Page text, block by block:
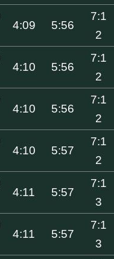
4:09 5:56
7:1
2
4:10 5:56
7:1
2
4:10 5:56
7:1
2
4:10 5:57
7:1
2
4:11 5:57
7:1
3
4:11 5:57
7:1
3